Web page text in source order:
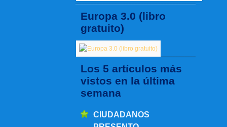
Europa 3.0 (libro
gratuito)
Los 5 artículos más
vistos en la última
semana
CIUDADANOS